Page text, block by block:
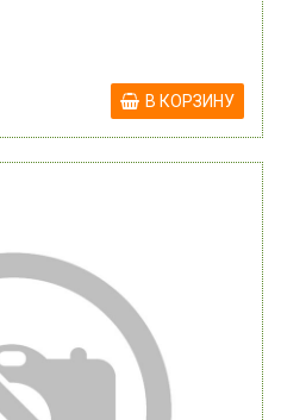
В КОРЗИНУ